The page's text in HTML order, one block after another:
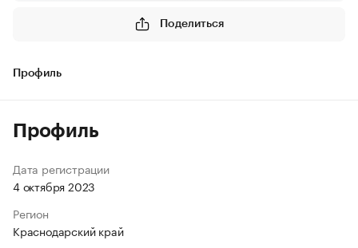
Поделиться
Профиль
Профиль
Дата регистрации
4 октября 2023
Регион
Краснодарский край